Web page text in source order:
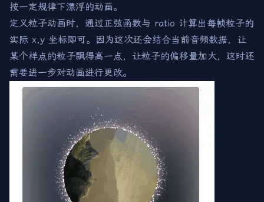
按一定规律下漂浮的动画。
定义粒子动画时，通过正弦函数与 ratio 计算出每帧粒子的
实际 x,y 坐标即可。因为这次还会结合当前音频数据，让
某个样点的粒子飘得高一点，让粒子的偏移量加大，这时还
需要进一步对动画进行更改。